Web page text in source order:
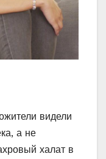
видели
а не
халат в